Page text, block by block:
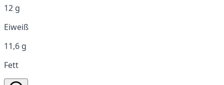
12 g
Eiweiß
11,6 g
Fett